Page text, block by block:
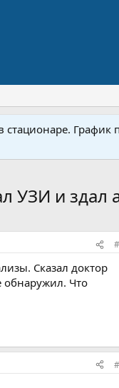
График
УЗИ и здал
Сказал доктор
обнаружил. Что